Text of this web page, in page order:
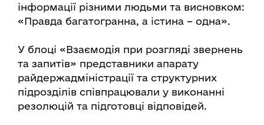
інформації різними людьми та висновком:
«Правда багатогранна, а істина – одна».
У блоці «Взаємодія при розгляді звернень
та запитів» представники апарату
райдержадміністрації та структурних
підрозділів співпрацювали у виконанні
резолюцій та підготовці відповідей.